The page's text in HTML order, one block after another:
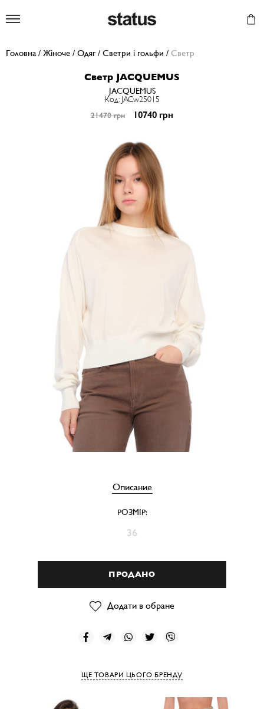
Головна / Жіноче / Одяг/ Светри і гольфи / Светр
Светр JACQUEMUS
JACQUEMUS
Код: JACw25015
21470 грн 10740 грн
Описание
РОЗМІР:
36
ПРОДАНО
Додати в обране
ЩЕ ТОВАРИ ЦЬОГО БРЕНДУ